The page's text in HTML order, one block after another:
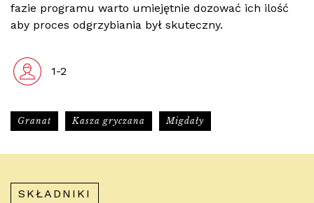
fazie programu warto umiejętnie dozować ich ilość
aby proces odgrzybiania był skuteczny.
1-2
Granat Kasza gryczana Migdały
SKŁADNIKI